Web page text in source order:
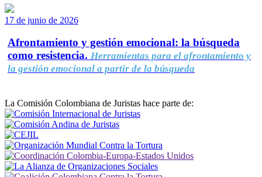
17 de junio de 2026
Afrontamiento y gestión emocional: la búsqueda
como resistencia. Herramientas para el afrontamiento y
la gestión emocional a partir de la búsqueda
La Comisión Colombiana de Juristas hace parte de: